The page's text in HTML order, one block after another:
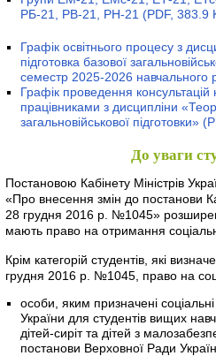
РБ-21, РВ-21, РН-21 (PDF, 383.9
Графік освітнього процесу з
підготовка базової
семестр 2025-2026 навчального
Графік проведення консультацій
працівниками з дисципліни
загальновійськової підготовки»
До уваги
Постановою Кабінету Міністрів
«Про внесення змін до постанови
28 грудня 2016 р. №1045»
мають право на отримання
Крім категорій студентів, які
грудня 2016 р. №1045, право на
особи, яким призначені
України для студентів вищих
дітей-сиріт та дітей з
постанови Верховної Ради